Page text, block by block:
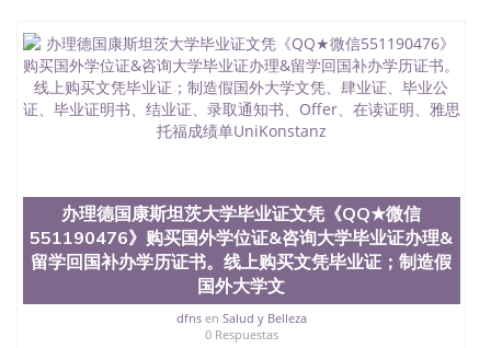
速拿到国外文凭QQ微信551190476国外留学文凭认证
QQ微信551190476国外文凭回国认证QQ微信
551190476泰国文凭办理QQ微信551190476法国留学
回国证明QQ微信551190476 国外烫金照片QQ微信
551190476外国文凭在中国有用吗QQ微信551190476
551190476 网上买文凭可靠吗QQ微信551190476买国
外文凭质量QQ微信551190476国外本科毕业证怎么办
理QQ微信551190476国外大学文凭真制作QQ微信
551190476办国外文凭可找工作QQ微信551190476国
外大学有毕业证QQ微信551190476办理国外毕业证价
格QQ微信551190476国外编号查询QQ微信551190476
办理国外文凭要交定金吗QQ微信551190476办国外可
查文凭QQ微信551190476网上购买真文凭可信吗QQ
办理德国康斯坦茨大学毕业证文凭《QQ★微信
551190476》购买国外学位证&咨询大学毕业证办理&
留学回国补办学历证书。线上购买文凭毕业证；制造假
国外大学文
dfnsen Salud y Belleza
0 Respuestas